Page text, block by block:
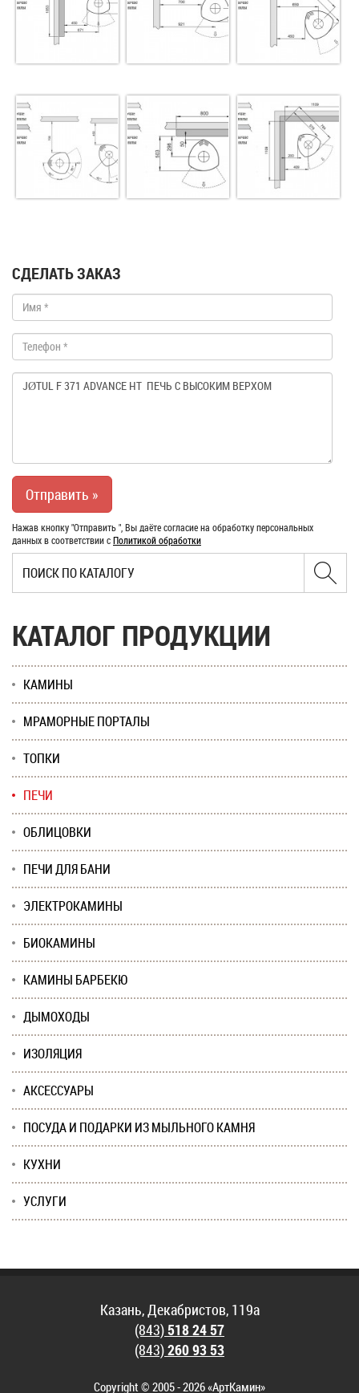
СДЕЛАТЬ ЗАКАЗ
Нажав кнопку "Отправить ", Вы даёте согласие на обработку персональных
данных в соответствии сПолитикой обработки
КАТАЛОГ ПРОДУКЦИИ
КАМИНЫ
МРАМОРНЫЕ ПОРТАЛЫ
ТОПКИ
ПЕЧИ
ОБЛИЦОВКИ
ПЕЧИ ДЛЯ БАНИ
ЭЛЕКТРОКАМИНЫ
БИОКАМИНЫ
КАМИНЫ БАРБЕКЮ
ДЫМОХОДЫ
ИЗОЛЯЦИЯ
АКСЕССУАРЫ
ПОСУДА И ПОДАРКИ ИЗ МЫЛЬНОГО КАМНЯ
КУХНИ
УСЛУГИ
Казань, Декабристов, 119а
(843)518 24 57
(843)260 93 53
Copyright © 2005 - 2026 «АртКамин»